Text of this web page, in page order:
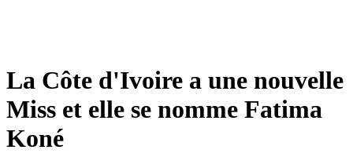
La Côte d'Ivoire a une nouvelle
Miss et elle se nomme Fatima
Koné